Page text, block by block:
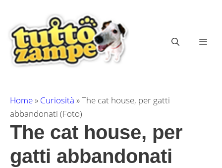
contenuto
Home» Curiosità »The cat house, per gatti
abbandonati (Foto)
The cat house, per
gatti abbandonati